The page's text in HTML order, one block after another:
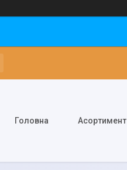
Головна Асортимент